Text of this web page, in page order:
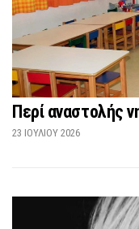
Περί αναστολής
23 ΙΟΥΛΊΟΥ 2026